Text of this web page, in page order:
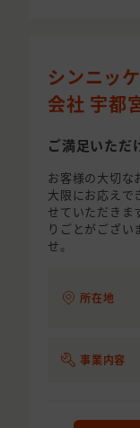
シンニッ
会社 宇都
ご満足いただ
お客様の大切な
大限にお応えで
せていただきま
りごとがござい
せ。
所在地
事業内容